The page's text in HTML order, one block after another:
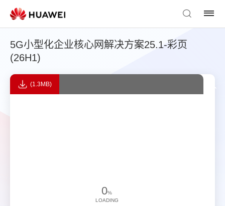
5G小型化企业核心网解决方案25.1-彩页
(26H1)
(1.3MB)
0%
LOADING